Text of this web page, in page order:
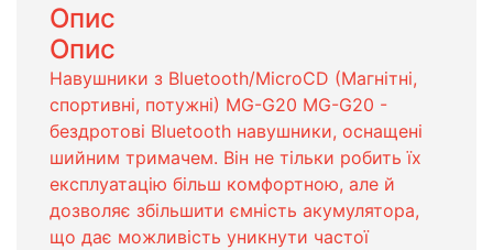
Опис
Опис
Навушники з Bluetooth/MicroCD (Магнітні,
спортивні, потужні) MG-G20 MG-G20 -
бездротові Bluetooth навушники, оснащені
шийним тримачем. Він не тільки робить їх
експлуатацію більш комфортною, але й
дозволяє збільшити ємність акумулятора,
що дає можливість уникнути частої